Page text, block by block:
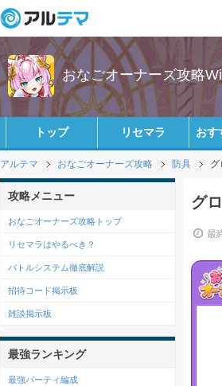
おなごオーナーズ攻略
トップ リセマラ おす
アルテマ おなごオーナーズ攻略 防具 グ
グ
最
攻略メニュー
おなごオーナーズ攻略トップ
リセマラはやるべき？
バトルシステム徹底解説
招待コード掲示板
雑談掲示板
最強ランキング
最強パーティ編成